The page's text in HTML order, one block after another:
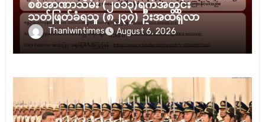
စစ်အာဏာသိမ်း (၂၀၁၃)ရက်အတွင်း
သတ်ဖြတ်ခံရသူ (၈၂၃၇) ဦးအထိရှိလာ
Thanlwintimes August 6, 2026